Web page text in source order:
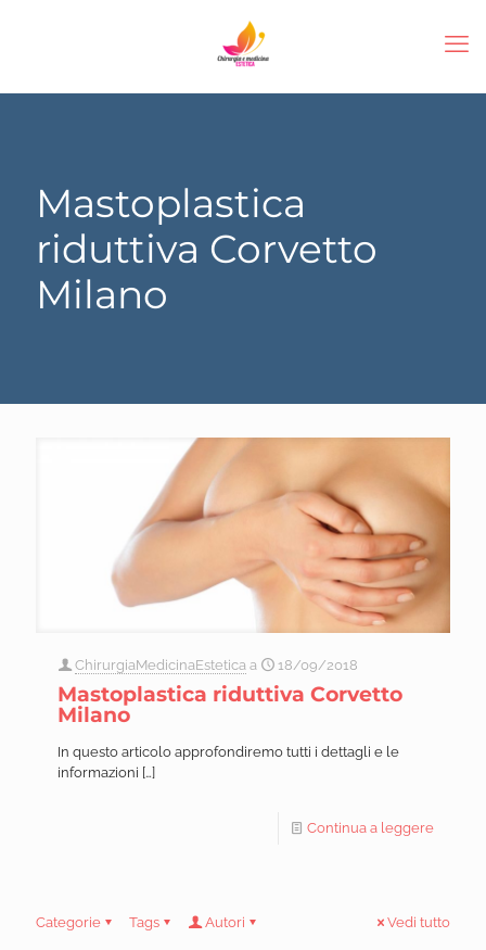
Mastoplastica
riduttiva Corvetto
Milano
ChirurgiaMedicinaEstetica a 18/09/2018
Mastoplastica riduttiva Corvetto
Milano
In questo articolo approfondiremo tutti i dettagli e le
informazioni […]
Continua a leggere
Categorie Tags Autori Vedi tutto